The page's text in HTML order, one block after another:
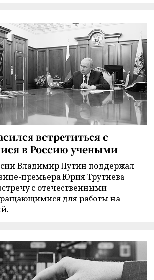
встретиться с
в Россию учеными
Владимир Путин поддержал
премьера Юрия Трутнева
с отечественными
для работы на